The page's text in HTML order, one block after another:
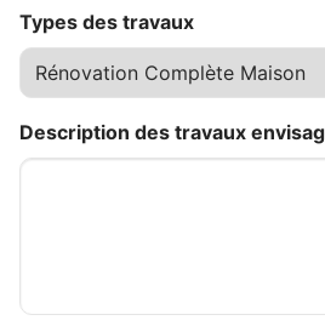
Types des travaux
Description des travaux